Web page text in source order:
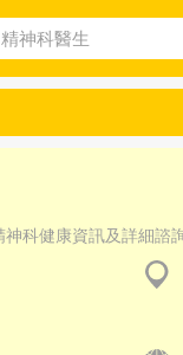
科健康資訊及詳細諮